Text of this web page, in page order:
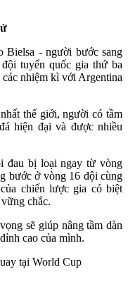
Bielsa - người bước sang
tuyển quốc gia thứ ba
nhiệm kì với Argentina
thế giới, người có tầm
hiện đại và được nhiều
đau bị loại ngay từ vòng
bước ở vòng 16 đội cùng
chiến lược gia có biệt
chắc.
sẽ giúp nâng tầm dàn
cao của mình.